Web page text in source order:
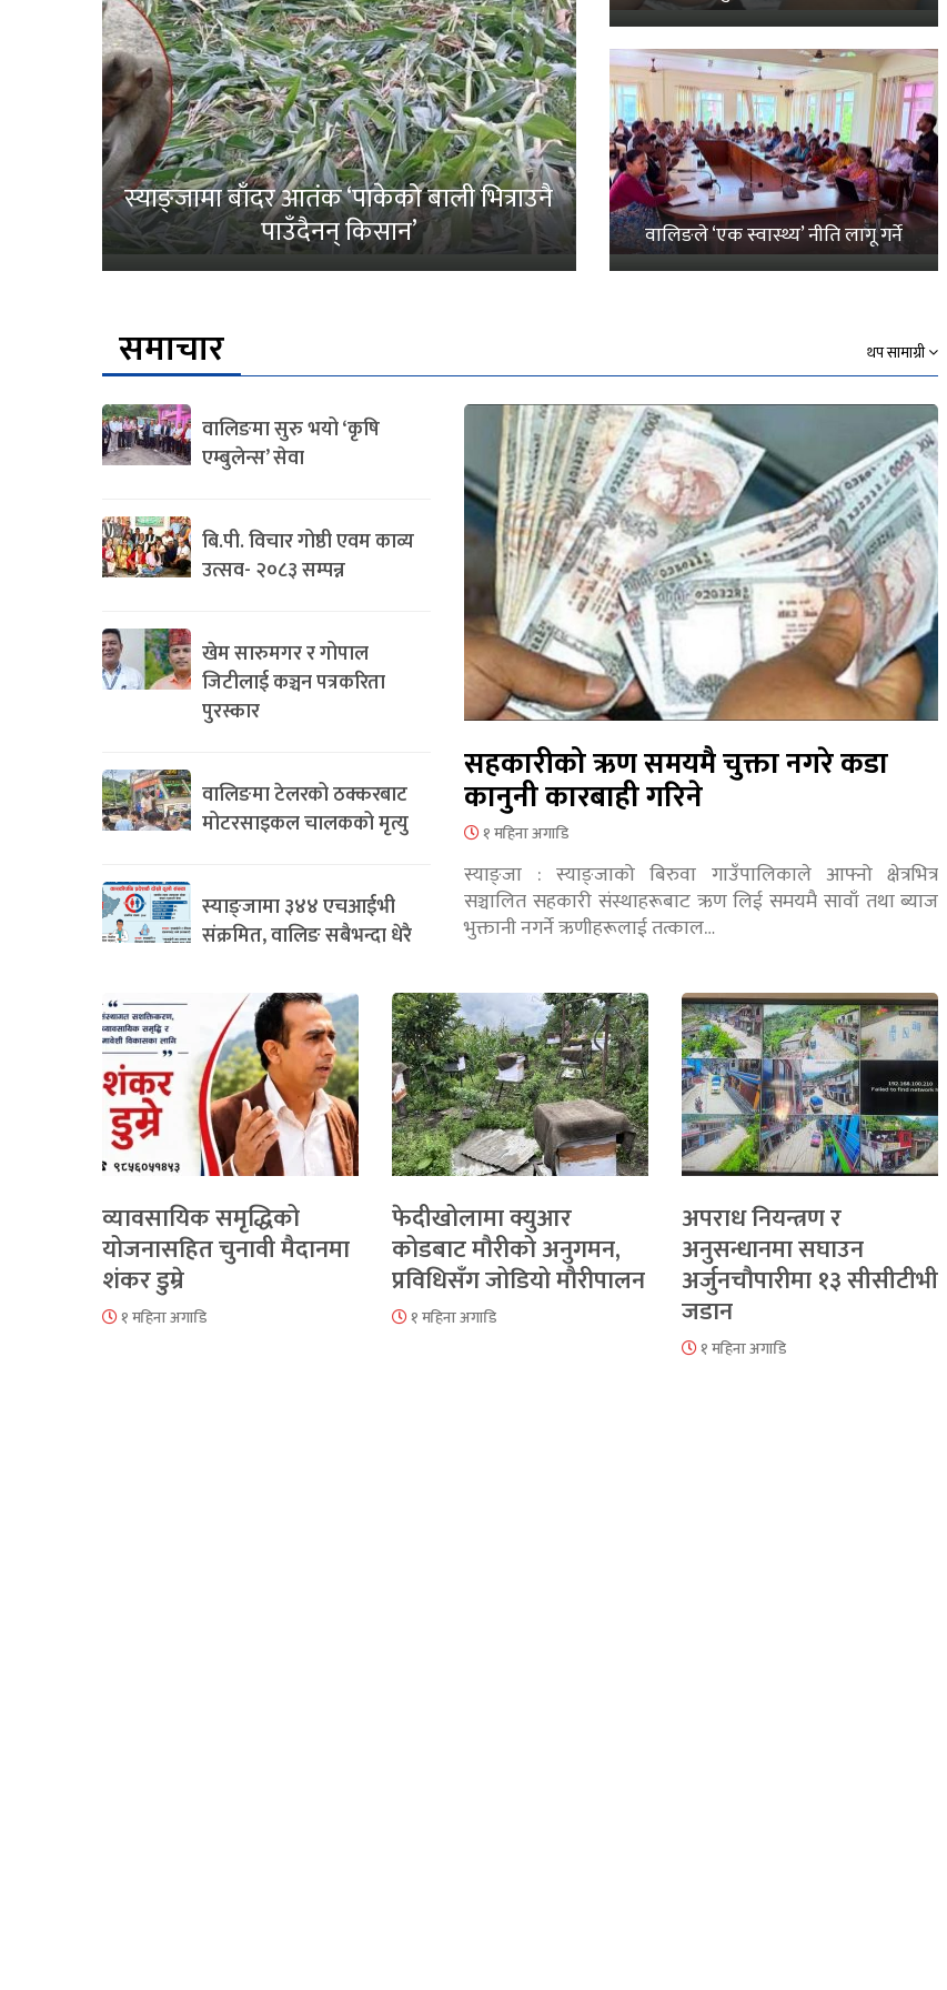
स्याङ्जामा बाँदर आतंक ‘पाकेको बाली भित्राउनै
पाउँदैनन् किसान’ वालिङले ‘एक स्वास्थ्य’ नीति लागू गर्ने
समाचार थप सामाग्री
वालिङमा सुरु भयो ‘कृषि
एम्बुलेन्स’ सेवा
बि.पी. विचार गोष्ठी एवम काव्य
उत्सव- २०८३ सम्पन्न
खेम सारुमगर र गोपाल
जिटीलाई कञ्चन पत्रकरिता
पुरस्कार
वालिङमा टेलरको ठक्करबाट
मोटरसाइकल चालकको मृत्यु
स्याङ्जामा ३४४ एचआईभी
संक्रमित, वालिङ सबैभन्दा धेरै
सहकारीको ऋण समयमै चुक्ता नगरे कडा
कानुनी कारबाही गरिने
१ महिना अगाडि
स्याङ्जा : स्याङ्जाको बिरुवा गाउँपालिकाले आफ्नो क्षेत्रभित्र
सञ्चालित सहकारी संस्थाहरूबाट ऋण लिई समयमै सावाँ तथा ब्याज
भुक्तानी नगर्ने ऋणीहरूलाई तत्काल…
व्यावसायिक समृद्धिको
योजनासहित चुनावी मैदानमा
शंकर डुम्रे
१ महिना अगाडि
फेदीखोलामा क्युआर
कोडबाट मौरीको अनुगमन,
प्रविधिसँग जोडियो मौरीपालन
१ महिना अगाडि
अपराध नियन्त्रण र
अनुसन्धानमा सघाउन
अर्जुनचौपारीमा १३ सीसीटीभी
जडान
१ महिना अगाडि